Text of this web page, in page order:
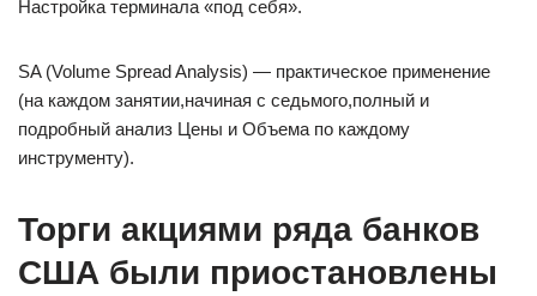
Настройка терминала «под себя».
SA (Volume Spread Analysis) — практическое применение
(на каждом занятии,начиная с седьмого,полный и
подробный анализ Цены и Объема по каждому
инструменту).
Торги акциями ряда банков
США были приостановлены